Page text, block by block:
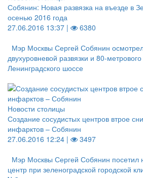
Собянин: Новая развязка на въезде в
осенью 2016 года
27.06.2016 13:37 |
6380
Мэр Москвы Сергей Собянин осмотрел
двухуровневой развязки и 80-
Ленинградского шоссе
Новости столицы
Создание сосудистых центров втрое
инфарктов – Собянин
27.06.2016 12:24 |
3497
Мэр Москвы Сергей Собянин посетил
центр при зеленоградской городской